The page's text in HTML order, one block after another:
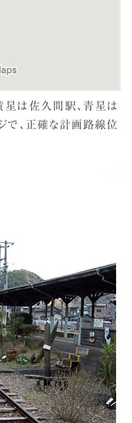
は佐久間駅、青星は
で、正確な計画路線位